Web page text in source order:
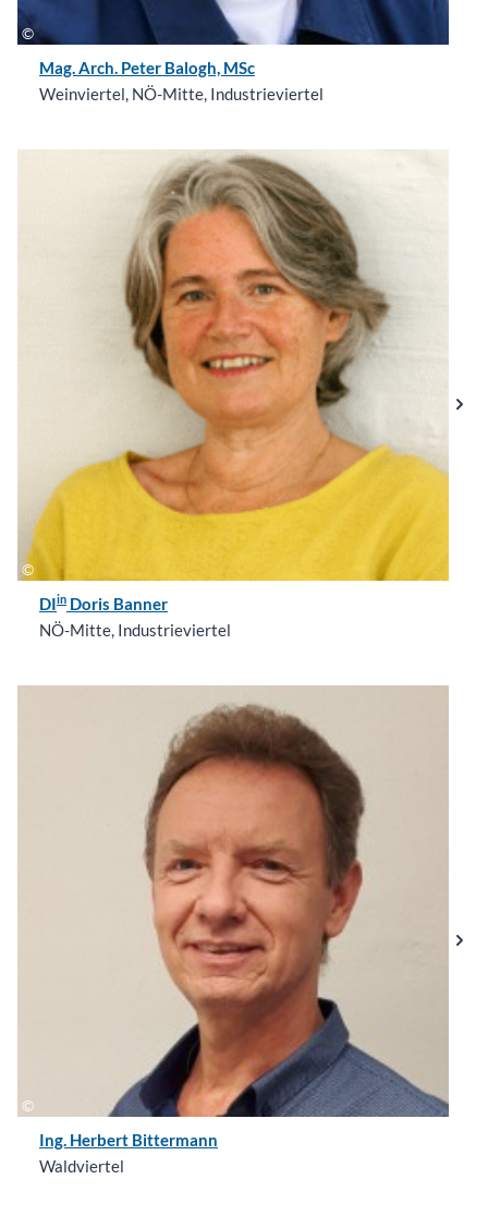
Mag. Arch. Peter Balogh, MSc
Weinviertel, NÖ-Mitte, Industrieviertel
DIin Doris Banner
NÖ-Mitte, Industrieviertel
Ing. Herbert Bittermann
Waldviertel